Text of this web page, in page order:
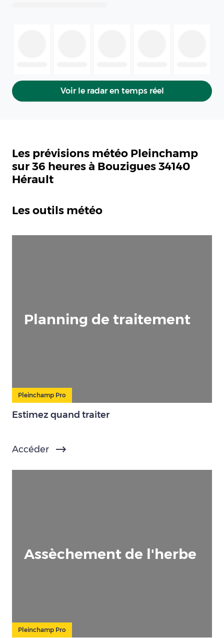
Voir le radar en temps réel
Les prévisions météo Pleinchamp
sur 36 heures à Bouzigues 34140
Hérault
Les outils météo
Planning de traitement
Pleinchamp Pro
Estimez quand traiter
Accéder
Assèchement de l'herbe
Pleinchamp Pro